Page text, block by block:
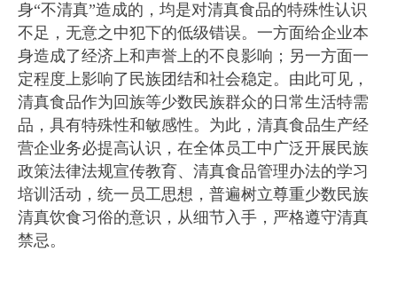
身“不清真”造成的，均是对清真食品的特殊性认识
不足，无意之中犯下的低级错误。一方面给企业本
身造成了经济上和声誉上的不良影响；另一方面一
定程度上影响了民族团结和社会稳定。由此可见，
清真食品作为回族等少数民族群众的日常生活特需
品，具有特殊性和敏感性。为此，清真食品生产经
营企业务必提高认识，在全体员工中广泛开展民族
政策法律法规宣传教育、清真食品管理办法的学习
培训活动，统一员工思想，普遍树立尊重少数民族
清真饮食习俗的意识，从细节入手，严格遵守清真
禁忌。